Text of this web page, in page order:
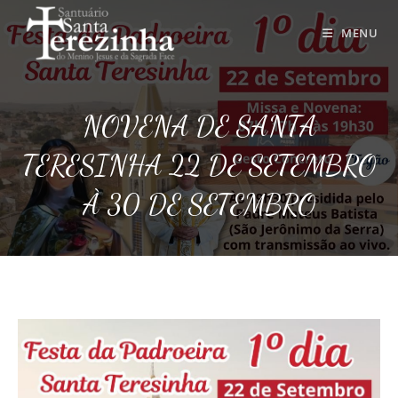
para
conteúdo
MENU
NOVENA DE SANTA
TERESINHA 22 DE SETEMBRO
À 30 DE SETEMBRO